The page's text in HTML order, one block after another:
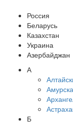
Россия
Беларусь
Казахстан
Украина
Азербайджан
А
Б